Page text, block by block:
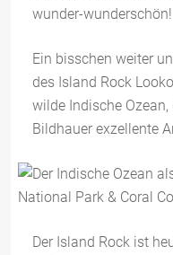
wunder-wunderschön!
Ein bisschen weiter
des Island Rock
wilde Indische
Bildhauer exzellente
Der Island Rock ist